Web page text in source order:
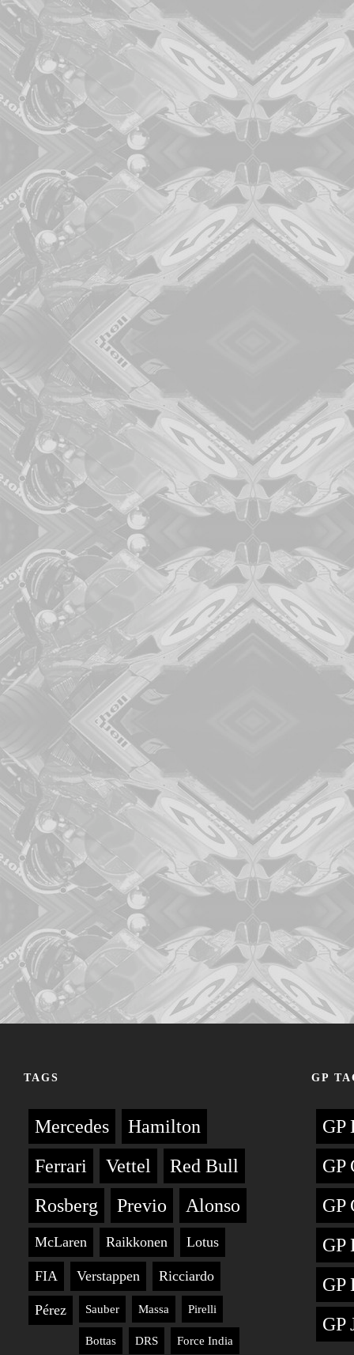
TAGS
Mercedes
Hamilton
Ferrari
Vettel
Red Bull
Rosberg
Previo Alonso
McLaren Raikkonen Lotus
FIA Verstappen Ricciardo
Pérez Sauber Massa Pirelli
Bottas DRS Force India
GP
GP
GP
GP
GP
GP
GP